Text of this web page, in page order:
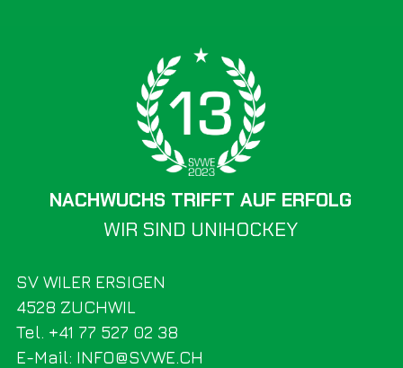
SV WILER ERSIGEN
4528 ZUCHWIL
Tel. +41 77 527 02 38
E-Mail: INFO@SVWE.CH
WIR SIND UNIHOCKEY
NACHWUCHS TRIFFT AUF ERFOLG